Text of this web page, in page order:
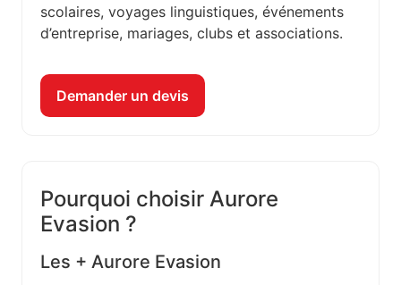
scolaires, voyages linguistiques, événements
d’entreprise, mariages, clubs et associations.
Demander un devis
Pourquoi choisir Aurore
Evasion ?
Les + Aurore Evasion